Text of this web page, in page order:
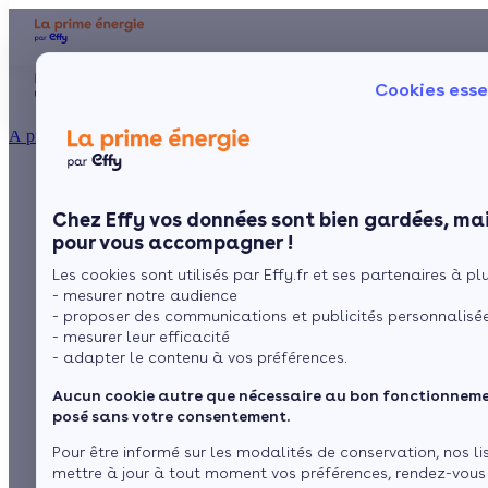
Cookies
Chez Effy vos données sont bien gardées,
pour vous accompagner !
Les cookies sont utilisés par Effy.fr et ses partenaires à
- mesurer notre audience
- proposer des communications et publicités
- mesurer leur efficacité
- adapter le contenu à vos préférences.
Aucun cookie autre que nécessaire au bon
posé sans votre consentement.
Pour être informé sur les modalités de conservation, nos
mettre à jour à tout moment vos préférences, rendez-
À propos
Le concept
Comment l'obtenir ?
Chauffage
Poêle à
Comparatif entre une
chaudière au fioul et
une chaudière à
granulés
parL’équipe de rédaction